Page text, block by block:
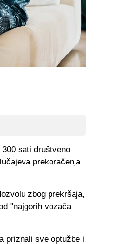
sati društveno
prekoračenja
zbog prekršaja,
"najgorih vozača
priznali sve optužbe i